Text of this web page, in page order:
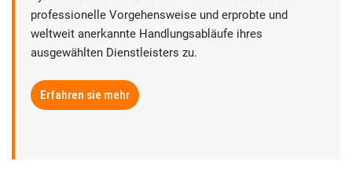
professionelle Vorgehensweise und erprobte und
weltweit anerkannte Handlungsabläufe ihres
ausgewählten Dienstleisters zu.
Erfahren sie mehr